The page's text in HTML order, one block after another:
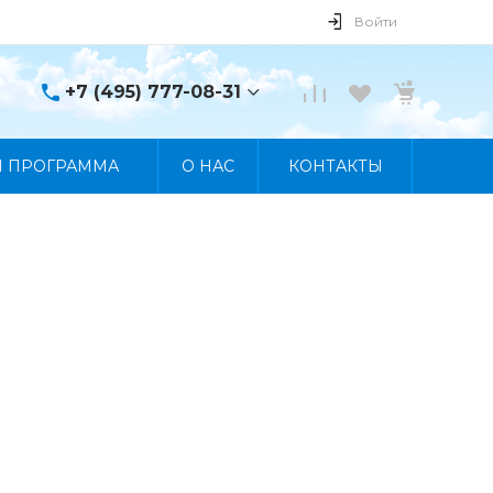
Войти
+7 (495) 777-08-31
+7 (495) 777-08-31
ПРОГРАММА О НАС КОНТАКТЫ